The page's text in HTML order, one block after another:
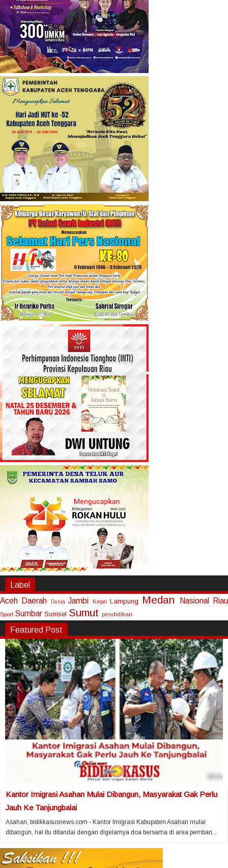
Label
Aceh Daerah Dunia Jambi Kepri Lampung Medan Nasional Riau
Sport Sumbar Sumsel Sumut pendidikan
Featured Post
Kantor Imigrasi Asahan Mulai Dibangun, Masyarakat Gak Perlu
Jauh Ke Tanjungbalai
Asahan, bidikkasusnews.com - Kantor Imigrasi Kabupaten Asahan mulai
dibangun, hal itu ditandai dengan digelarnya doa bersama di area pemban...